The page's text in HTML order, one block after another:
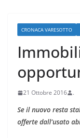
CRONACA VARESOTTO
21 Ottobre 2016 .
Se il nuovo resta
offerte dall’usato